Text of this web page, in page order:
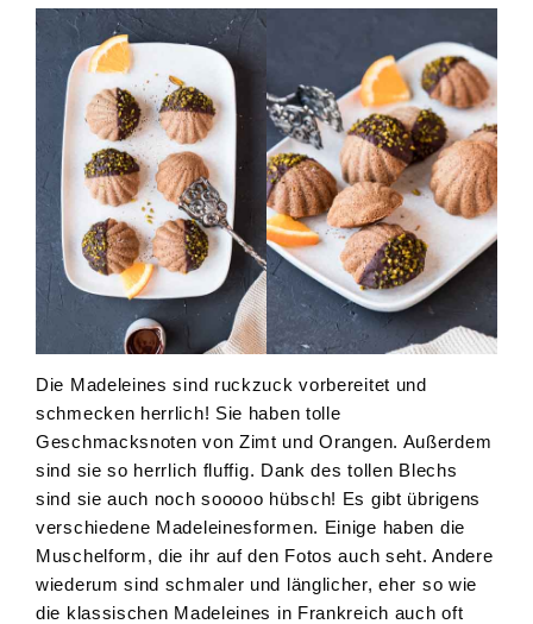
Die Madeleines sind ruckzuck vorbereitet und
schmecken herrlich! Sie haben tolle
Geschmacksnoten von Zimt und Orangen. Außerdem
sind sie so herrlich fluffig. Dank des tollen Blechs
sind sie auch noch sooooo hübsch! Es gibt übrigens
verschiedene Madeleinesformen. Einige haben die
Muschelform, die ihr auf den Fotos auch seht. Andere
wiederum sind schmaler und länglicher, eher so wie
die klassischen Madeleines in Frankreich auch oft